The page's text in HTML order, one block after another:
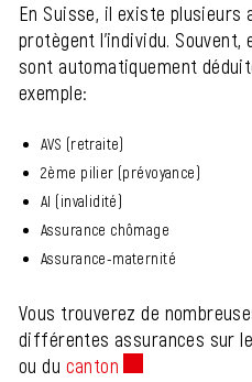
En Suisse, il existe plusieurs
protègent l'individu.
sont automatiquement
exemple:
AVS (retraite)
2ème pilier (prévoyance)
AI (invalidité)
Assurance chômage
Assurance-maternité
Vous trouverez de
différentes assurances sur le
ou du canton